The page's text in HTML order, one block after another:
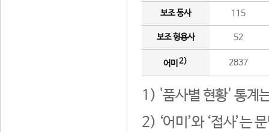
보조 동사 115
보조 형용사 52
어미 2) 2837
1) '품사별 현황' 통계
2) ‘어미’와 ‘접사’는